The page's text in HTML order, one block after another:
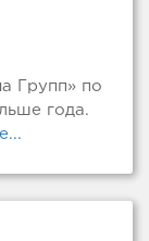
Групп» по
года.